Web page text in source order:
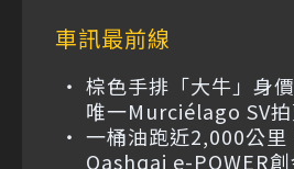
車訊最前線
棕色手排「大牛」身
唯一Murciélago SV
一桶油跑近2,000公里
Qashqai e-POWER